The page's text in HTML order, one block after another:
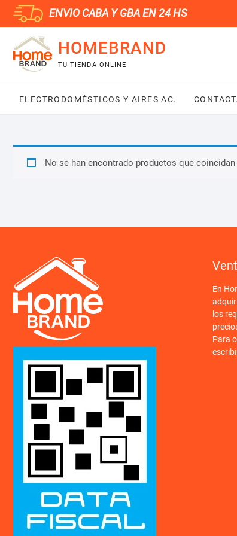
Saltar
contenido
ENVIO CABA Y GBA EN 24 HS
HOMEBRAND
TU TIENDA ONLINE
ELECTRODOMÉSTICOS Y AIRES AC.
No se han encontrado productos que
En
los
Para